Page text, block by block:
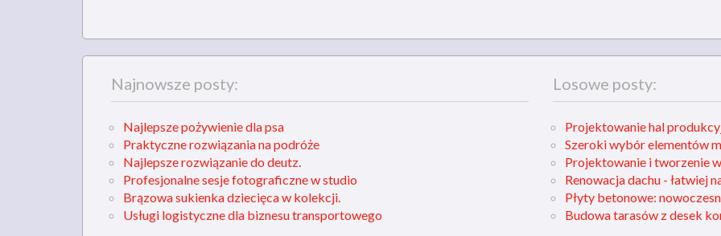
Najnowsze posty:
Najlepsze pożywienie dla psa
Praktyczne rozwiązania na podróże
Najlepsze rozwiązanie do deutz.
Profesjonalne sesje fotograficzne w studio
Brązowa sukienka dziecięca w kolekcji.
Usługi logistyczne dla biznesu transportowego
Losowe posty:
Projektowanie hal
Szeroki wybór elementów
Projektowanie i tworzenie
Renowacja dachu - łatwiej
Płyty betonowe:
Budowa tarasów z desek